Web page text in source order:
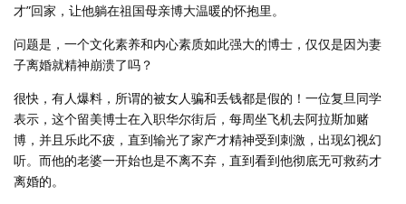
才”回家，让他躺在祖国母亲博大温暖的怀抱里。
问题是，一个文化素养和内心素质如此强大的博士，仅仅是因为妻
子离婚就精神崩溃了吗？
很快，有人爆料，所谓的被女人骗和丢钱都是假的！一位复旦同学
表示，这个留美博士在入职华尔街后，每周坐飞机去阿拉斯加赌
博，并且乐此不疲，直到输光了家产才精神受到刺激，出现幻视幻
听。而他的老婆一开始也是不离不弃，直到看到他彻底无可救药才
离婚的。